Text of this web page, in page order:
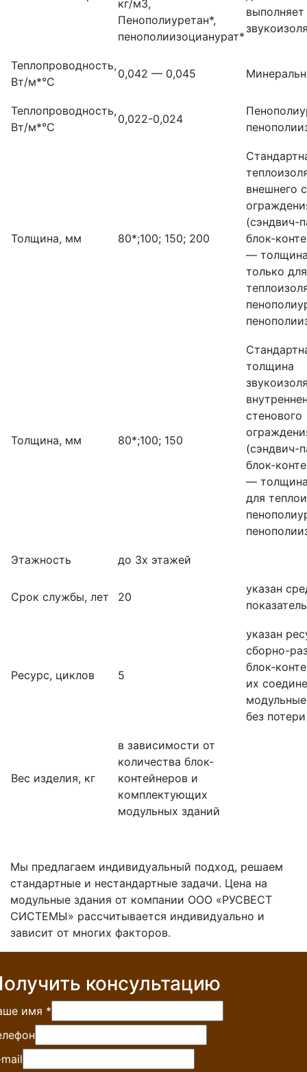
кг/м3,
Пенополиуретан*,
пенополиизоцианурат*
Теплопроводность,
Вт/м*°С
0,042 — 0,045
Теплопроводность,
Вт/м*°С
0,022-0,024
Толщина, мм 80*;100; 150; 200
внешнего
(сэндвич-
блок-
— толщина
только для
Толщина, мм 80*;100; 150
толщина
стенового
(сэндвич-
блок-
— толщина
для
Этажность до 3х этажей
Срок службы, лет 20
указан
показатель
Ресурс, циклов 5
указан
сборно-
блок-
их
без
Вес изделия, кг
в зависимости от
количества блок-
контейнеров и
комплектующих
модульных зданий
Мы предлагаем индивидуальный подход, решаем
стандартные и нестандартные задачи. Цена на
модульные здания от компании ООО «РУСВЕСТ
СИСТЕМЫ» рассчитывается индивидуально и
зависит от многих факторов.
консультацию
имя *